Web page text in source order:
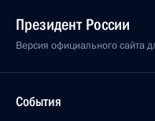
Президент России
Версия официального сайта
События